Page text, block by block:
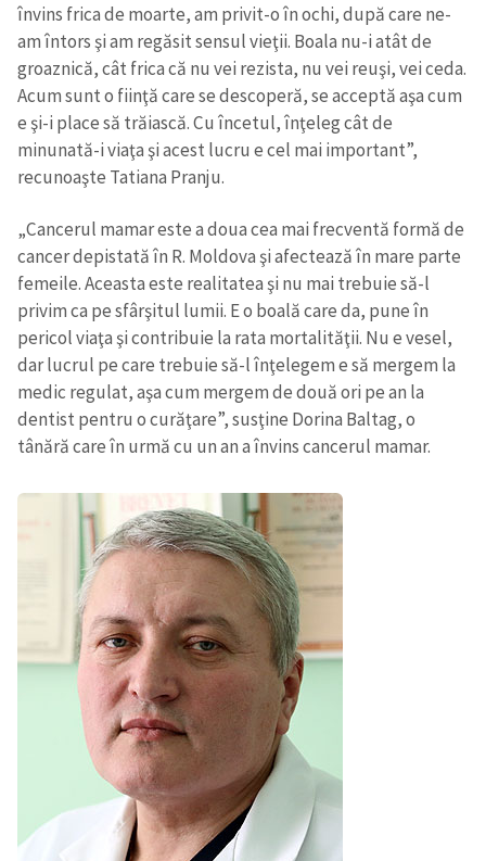
învins frica de moarte, am privit-o în ochi, după care ne-
am întors şi am regăsit sensul vieţii. Boala nu-i atât de
groaznică, cât frica că nu vei rezista, nu vei reuşi, vei ceda.
Acum sunt o fiinţă care se descoperă, se acceptă aşa cum
e şi-i place să trăiască. Cu încetul, înţeleg cât de
minunată-i viaţa şi acest lucru e cel mai important”,
recunoaşte Tatiana Pranju.
„Cancerul mamar este a doua cea mai frecventă formă de
cancer depistată în R. Moldova şi afectează în mare parte
femeile. Aceasta este realitatea şi nu mai trebuie să-l
privim ca pe sfârşitul lumii. E o boală care da, pune în
pericol viaţa şi contribuie la rata mortalităţii. Nu e vesel,
dar lucrul pe care trebuie să-l înţelegem e să mergem la
medic regulat, aşa cum mergem de două ori pe an la
dentist pentru o curăţare”, susţine Dorina Baltag, o
tânără care în urmă cu un an a învins cancerul mamar.